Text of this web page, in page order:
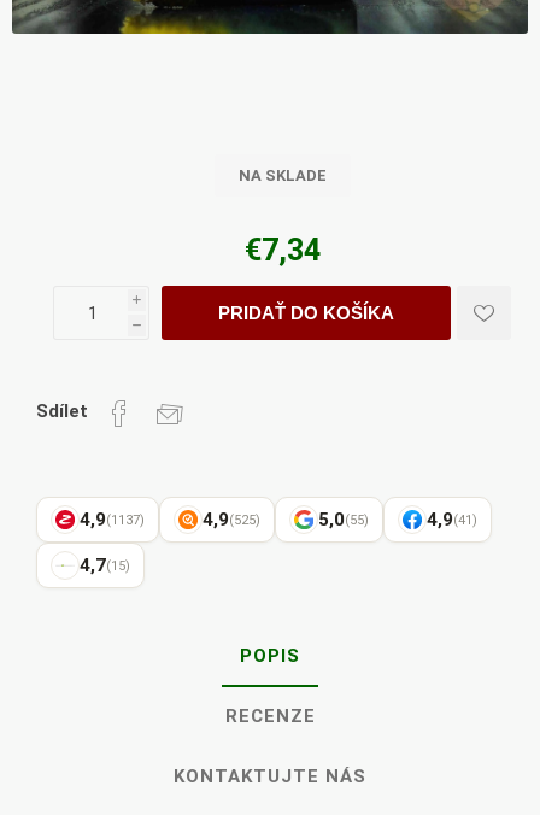
NA SKLADE
€7,34
i
h
PRIDAŤ DO KOŠÍKA
Sdílet
4,9(1137) 4,9(525) 5,0(55) 4,9(41)
4,7(15)
POPIS
RECENZE
KONTAKTUJTE NÁS